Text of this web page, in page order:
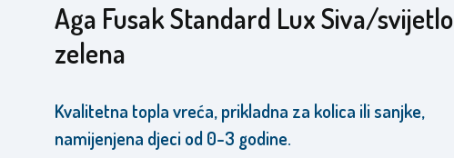
Aga Fusak Standard Lux Siva/svijetlo
zelena
Kvalitetna topla vreća, prikladna za kolica ili sanjke,
namijenjena djeci od 0-3 godine.